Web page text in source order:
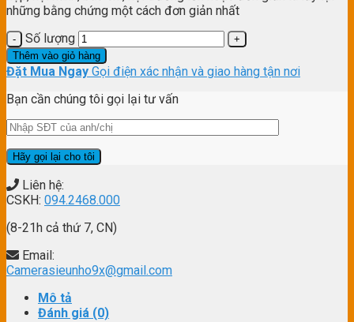
những bằng chứng một cách đơn giản nhất
Số lượng
Thêm vào giỏ hàng
Đặt Mua Ngay Gọi điện xác nhận và giao hàng tận nơi
Bạn cần chúng tôi gọi lại tư vấn
Liên hệ:
CSKH: 094.2468.000
(8-21h cả thứ 7, CN)
Email:
Camerasieunho9x@gmail.com
Mô tả
Đánh giá (0)